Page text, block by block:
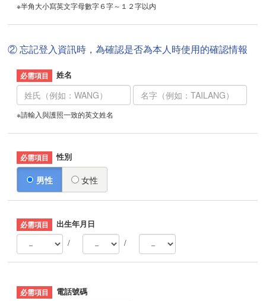
※半角大小寫英文字母數字６字～１２字以内
② 忘記登入資訊時，為確認是否為本人時使用的確認情報
姓名
※請輸入與護照一致的英文姓名
性別
男性 女性
出生年月日
/
/
電話號碼